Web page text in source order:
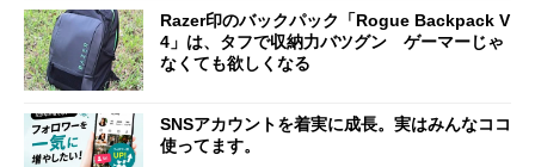
Razer印のバックパック「Rogue Backpack V
4」は、タフで収納力バツグン ゲーマーじゃ
なくても欲しくなる
SNSアカウントを着実に成長。実はみんなココ
使ってます。